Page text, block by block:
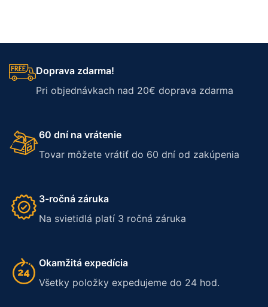
Doprava zdarma!
Pri objednávkach nad 20€ doprava zdarma
60 dní na vrátenie
Tovar môžete vrátiť do 60 dní od zakúpenia
3-ročná záruka
Na svietidlá platí 3 ročná záruka
Okamžitá expedícia
Všetky položky expedujeme do 24 hod.